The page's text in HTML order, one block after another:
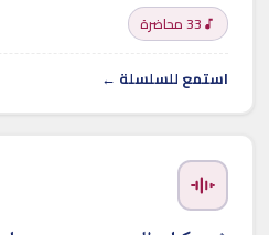
33 محاضرة
استمع للسلسلة ←